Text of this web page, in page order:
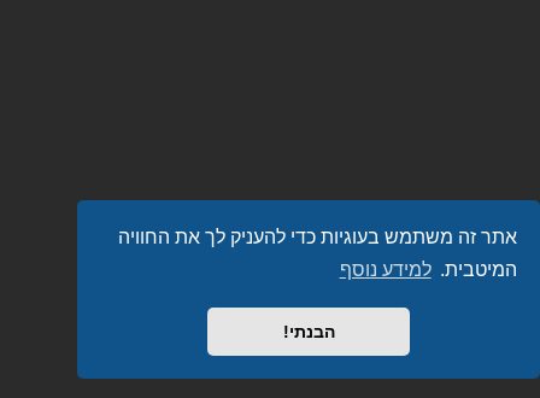
אתר זה משתמש בעוגיות כדי להעניק לך את החוויה
המיטבית. למידע נוסף
הבנתי!